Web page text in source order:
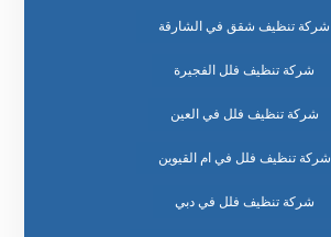
شركة تنظيف شقق في الشارقة
شركة تنظيف فلل الفجيرة
شركة تنظيف فلل في العين
شركة تنظيف فلل في ام القيوين
شركة تنظيف فلل في دبي